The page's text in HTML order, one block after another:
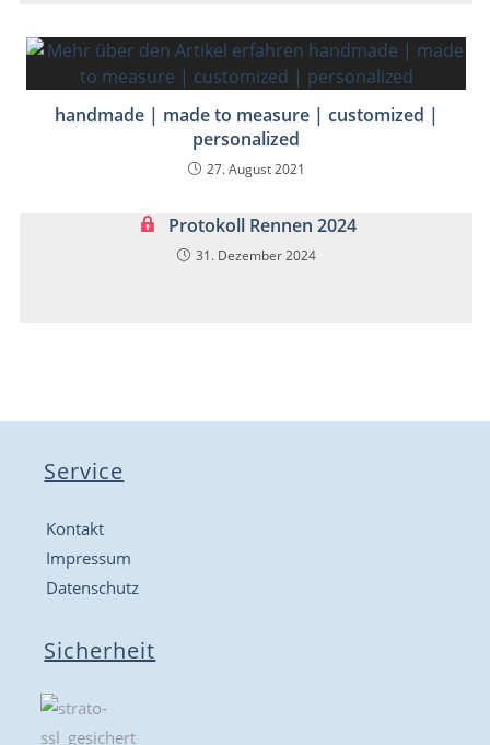
handmade | made to measure | customized |
personalized
27. August 2021
Protokoll Rennen 2024
31. Dezember 2024
Service
Kontakt
Impressum
Datenschutz
Sicherheit